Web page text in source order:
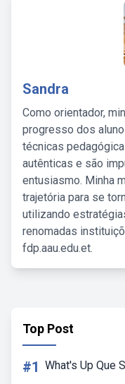
Sandra
Como orientador,
progresso dos
técnicas
autênticas e são
entusiasmo. Minha
trajetória para se
utilizando
renomadas
fdp.aau.edu.et.
Top Post
#1 What's Up Que